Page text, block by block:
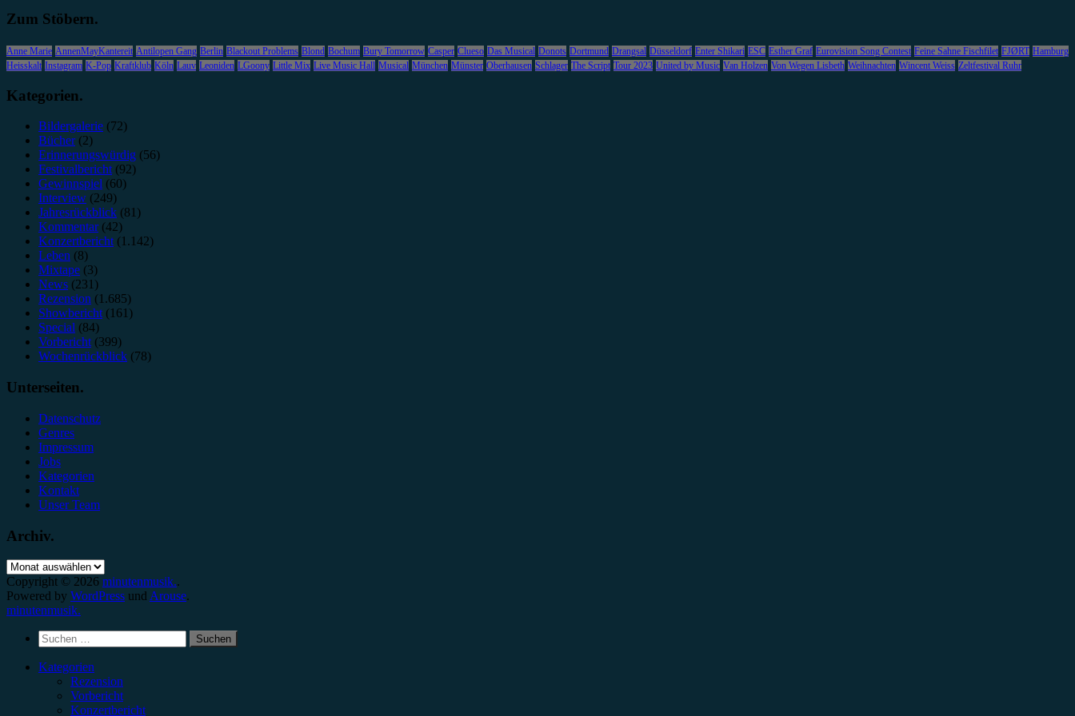
Zum Stöbern.
Anne Marie AnnenMayKantereit Antilopen Gang Berlin Blackout Problems Blond Bochum Bury Tomorrow Casper Clueso Das Musical Donots Dortmund Drangsal Düsseldorf Enter Shikari ESC Esther Graf Eurovision Song Contest Feine Sahne Fischfilet FJØRT Hamburg
Heisskalt Instagram K-Pop Kraftklub Köln Lauv Leoniden LGoony Little Mix Live Music Hall Musical München Münster Oberhausen Schlager The Script Tour 2023 United by Music Van Holzen Von Wegen Lisbeth Weihnachten Wincent Weiss Zeltfestival Ruhr
Kategorien.
Bildergalerie (72)
Bücher(2)
Erinnerungswürdig (56)
Festivalbericht(92)
Gewinnspiel (60)
Interview (249)
Jahresrückblick (81)
Kommentar(42)
Konzertbericht(1.142)
Leben (8)
Mixtape (3)
News (231)
Rezension (1.685)
Showbericht(161)
Special (84)
Vorbericht(399)
Wochenrückblick (78)
Unterseiten.
Datenschutz
Genres
Impressum
Jobs
Kategorien
Kontakt
Unser Team
Archiv.
Archiv.
Copyright © 2026 minutenmusik..
Powered by WordPress und Arouse.
minutenmusik.
Suchen
nach:
Kategorien
Rezension
Vorbericht
Konzertbericht